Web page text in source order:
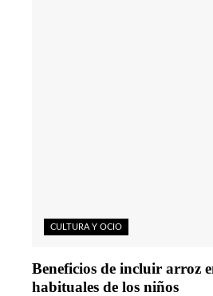
CULTURA Y OCIO
Beneficios de incluir arroz
habituales de los niños